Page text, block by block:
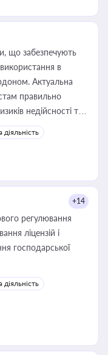
що забезпечують
в
Актуальна
правильно
недійсності та
влади та
діяльність
+14
регулювання
ліцензій і
господарської
діяльність